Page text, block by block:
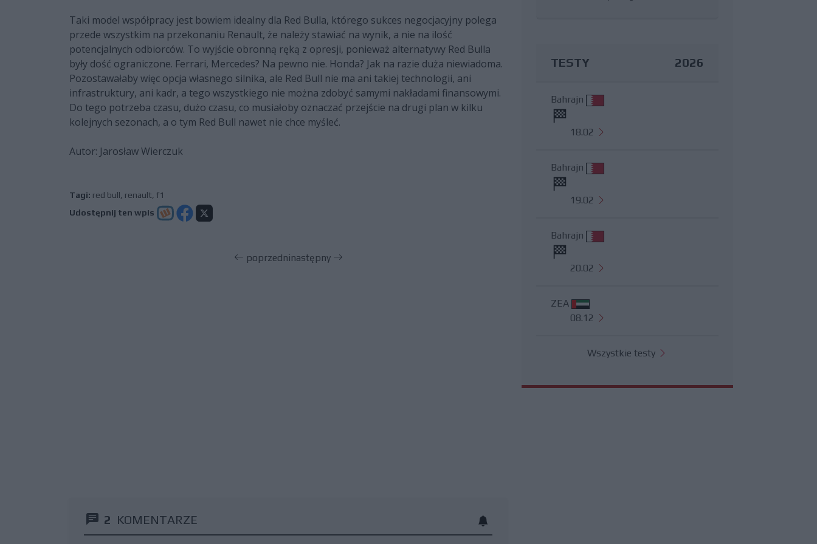
Taki model współpracy jest bowiem idealny dla Red Bulla, którego sukces negocjacyjny polega
przede wszystkim na przekonaniu Renault, że należy stawiać na wynik, a nie na ilość
potencjalnych odbiorców. To wyjście obronną ręką z opresji, ponieważ alternatywy Red Bulla
były dość ograniczone. Ferrari, Mercedes? Na pewno nie. Honda? Jak na razie duża niewiadoma.
Pozostawałaby więc opcja własnego silnika, ale Red Bull nie ma ani takiej technologii, ani
infrastruktury, ani kadr, a tego wszystkiego nie można zdobyć samymi nakładami finansowymi.
Do tego potrzeba czasu, dużo czasu, co musiałoby oznaczać przejście na drugi plan w kilku
kolejnych sezonach, a o tym Red Bull nawet nie chce myśleć.
Autor: Jarosław Wierczuk
Tagi: red bull renault f1
Udostępnij ten wpis
poprzedninastępny
2 KOMENTARZE
TESTY 2026
Bahrajn
18.02
Bahrajn
19.02
Bahrajn
20.02
ZEA
08.12
Wszystkie testy